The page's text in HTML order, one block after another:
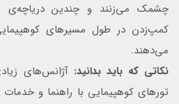
چشمک می‌زنند و چندین دریاچه‌ی
کمپ‌زدن در طول مسیرهای
می‌دهند.
نکاتی که باید بدانید: آژانس‌های
تورهای کوهپیمایی با راهنما و